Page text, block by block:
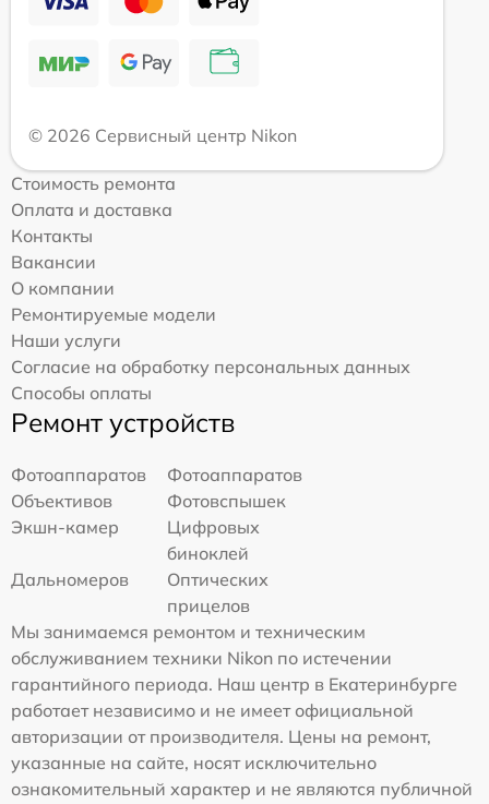
© 2026 Сервисный центр Nikon
Стоимость ремонта
Оплата и доставка
Контакты
Вакансии
О компании
Ремонтируемые модели
Наши услуги
Согласие на обработку персональных данных
Способы оплаты
Ремонт устройств
Фотоаппаратов
Фотоаппаратов
Объективов
Фотовспышек
Экшн-камер
Цифровых
биноклей
Дальномеров
Оптических
прицелов
Мы занимаемся ремонтом и техническим
обслуживанием техники Nikon по истечении
гарантийного периода. Наш центр в Екатеринбурге
работает независимо и не имеет официальной
авторизации от производителя. Цены на ремонт,
указанные на сайте, носят исключительно
ознакомительный характер и не являются публичной